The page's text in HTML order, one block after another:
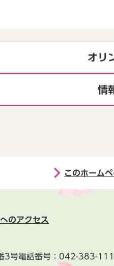
オリ
情
このホーム
のアクセス
3号電話番号： 042-383-